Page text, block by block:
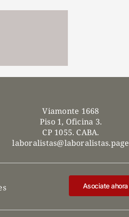
Viamonte 1668
Piso 1, Oficina 3.
CP 1055. CABA.
laboralistas@laboralistas.page
Asociate ahora